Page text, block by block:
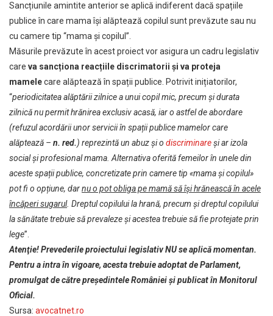
Sancțiunile amintite anterior se aplică indiferent dacă spațiile
publice în care mama își alăptează copilul sunt prevăzute sau nu
cu camere tip “mama și copilul”.
Măsurile prevăzute în acest proiect vor asigura un cadru legislativ
care va sancționa reacțiile discrimatorii și va proteja
mamelecare alăptează în spații publice. Potrivit inițiatorilor,
“periodicitatea alăptării zilnice a unui copil mic, precum și durata
zilnică nu permit hrănirea exclusiv acasă, iar o astfel de abordare
(refuzul acordării unor servicii în spații publice mamelor care
alăptează – n. red.) reprezintă un abuz și o discriminareși ar izola
social și profesional mama. Alternativa oferită femeilor în unele din
aceste spații publice, concretizate prin camere tip «mama și copilul»
pot fi o opțiune, darnu o pot obliga pe mamă să își hrănească în acele
încăperi sugarul. Dreptul copilului la hrană, precum și dreptul copilului
la sănătate trebuie să prevaleze și acestea trebuie să fie protejate prin
lege”.
Atenţie! Prevederile proiectului legislativ NU se aplică momentan.
Pentru a intra în vigoare, acesta trebuie adoptat de Parlament,
promulgat de către președintele României şi publicat în Monitorul
Oficial.
Sursa: avocatnet.ro